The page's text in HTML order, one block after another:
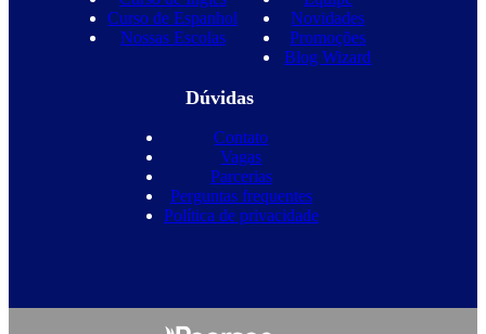
Curso de Espanhol
Nossas Escolas
Novidades
Promoções
Blog Wizard
Dúvidas
Contato
Vagas
Parcerias
Perguntas frequentes
Política de privacidade